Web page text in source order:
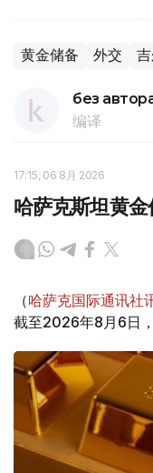
黄金储备 外交
без
编译
17:15, 06 8月 2026
哈萨克斯坦黄
（哈萨克国际通讯社
截至2026年8月6日